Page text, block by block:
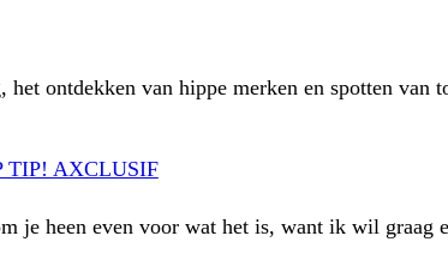
ontdekken van hippe merken en spotten van
TIP! AXCLUSIF
je heen even voor wat het is, want ik wil graag